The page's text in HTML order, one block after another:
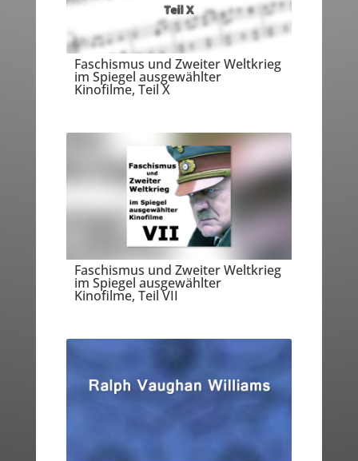
Faschismus und Zweiter Weltkrieg
im Spiegel ausgewählter
Kinofilme, Teil X
Faschismus und Zweiter Weltkrieg
im Spiegel ausgewählter
Kinofilme, Teil VII